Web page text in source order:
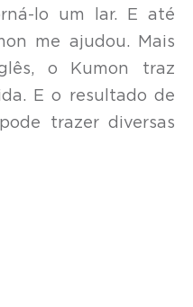
lo um lar. E até
me ajudou. Mais
o Kumon traz
E o resultado de
trazer diversas